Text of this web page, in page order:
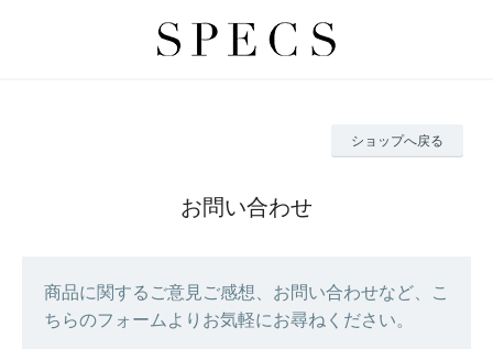
ショップへ戻る
お問い合わせ
商品に関するご意見ご感想、お問い合わせなど、こ
ちらのフォームよりお気軽にお尋ねください。